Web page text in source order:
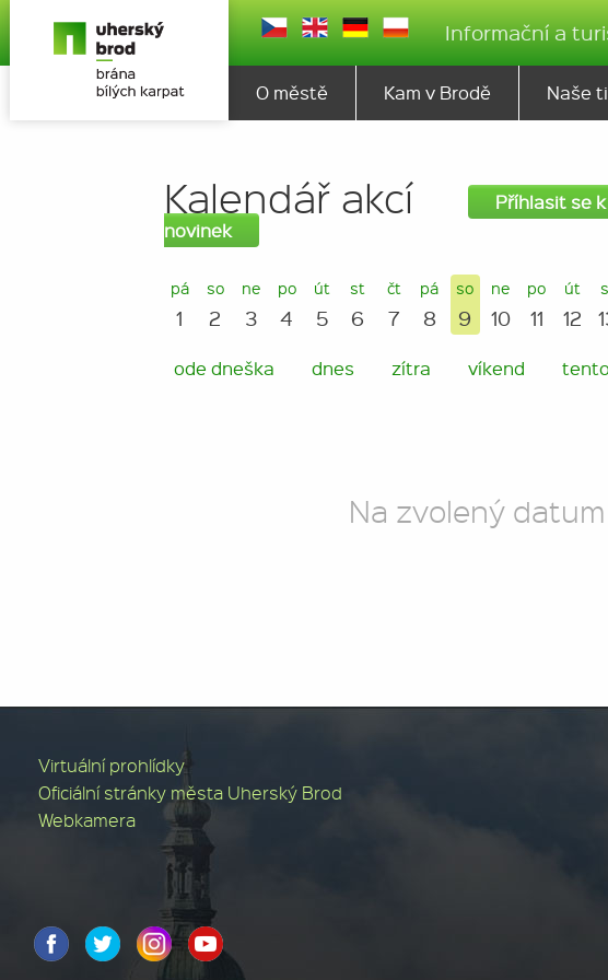
Informační a
O městě Kam v Brodě Naše
Kalendář akcí
Příhlasit se
novinek
pá
1
so
2
ne
3
po
4
út
5
st
6
čt
7
pá
8
so
9
ne
10
po
11
út
12
ode dneška dnes zítra víkend
Na zvolený
Virtuální prohlídky
Oficiální stránky města Uherský Brod
Webkamera